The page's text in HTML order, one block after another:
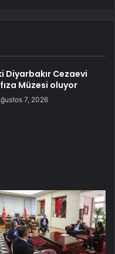
Diyarbakır Cezaevi
Müzesi oluyor
7, 2026